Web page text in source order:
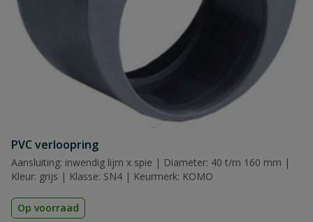
PVC verloopring
Aansluiting: inwendig lijm x spie | Diameter: 40 t/m 160 mm |
Kleur: grijs | Klasse: SN4 | Keurmerk: KOMO
Op voorraad